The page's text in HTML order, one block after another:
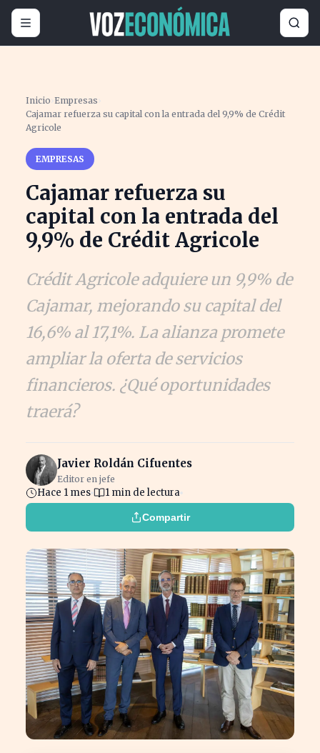
Inicio ›Empresas ›
Cajamar refuerza su capital con la entrada del 9,9% de Crédit
Agricole
EMPRESAS
Cajamar refuerza su
capital con la entrada del
9,9% de Crédit Agricole
Crédit Agricole adquiere un 9,9% de
Cajamar, mejorando su capital del
16,6% al 17,1%. La alianza promete
ampliar la oferta de servicios
financieros. ¿Qué oportunidades
traerá?
Javier Roldán Cifuentes
Editor en jefe
Hace 1 mes 1 min de lectura
Compartir